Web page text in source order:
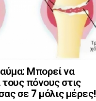
Μπορεί να
πόνους στις
σε 7 μόλις μέρες!